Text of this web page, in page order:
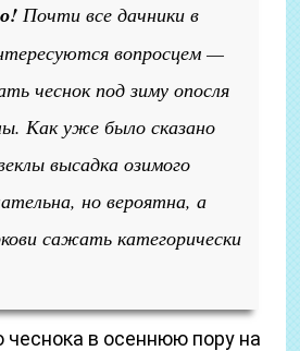
Почти все дачники в
вопросцем —
чеснок под зиму опосля
Как уже было сказано
высадка озимого
но вероятна, а
сажать категорически
чеснока в осеннюю пору на